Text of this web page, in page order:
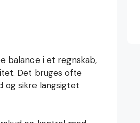
balance i et regnskab,
Det bruges ofte
sikre langsigtet